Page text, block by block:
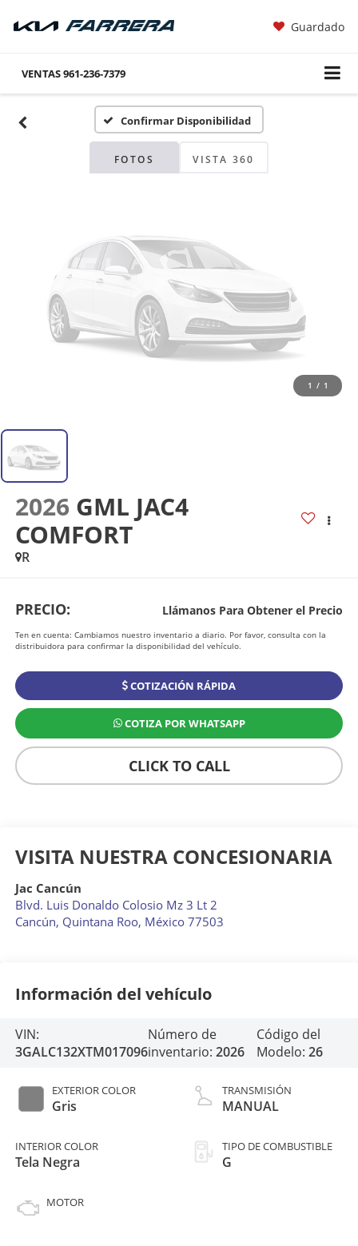
Guardado
VENTAS961-236-7379
Confirmar Disponibilidad
FOTOS VISTA 360
Fotos No
Disponibles
Por favor, revise luego
1 / 1
2026 GML JAC4
COMFORT
R
PRECIO: Llámanos Para Obtener el Precio
Ten en cuenta: Cambiamos nuestro inventario a diario. Por favor, consulta con la
distribuidora para confirmar la disponibilidad del vehículo.
COTIZACIÓN RÁPIDA
COTIZA POR WHATSAPP
CLICK TO CALL
VISITA NUESTRA CONCESIONARIA
Jac Cancún
Blvd. Luis Donaldo Colosio Mz 3 Lt 2
Cancún, Quintana Roo, México 77503
Información del vehículo
VIN:
3GALC132XTM017096
Número de
inventario: 2026
Código del
Modelo:26
EXTERIOR COLOR
Gris
INTERIOR COLOR
Tela Negra
MOTOR
TRANSMISIÓN
MANUAL
TIPO DE COMBUSTIBLE
G